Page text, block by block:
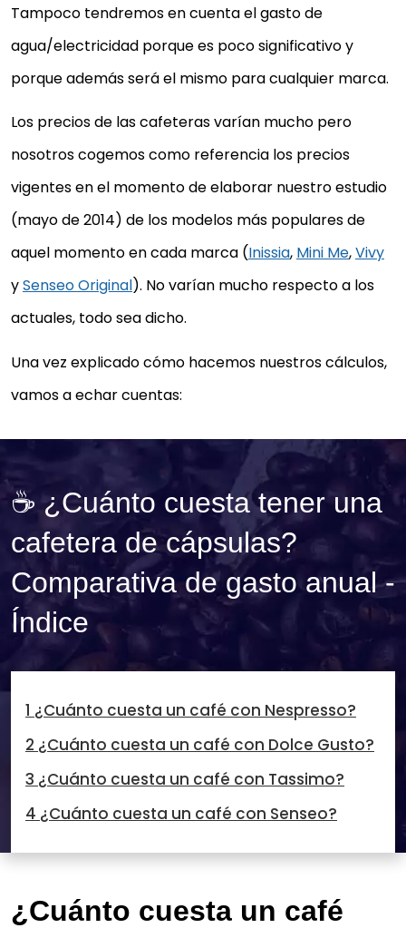
Tampoco tendremos en cuenta el gasto de
agua/electricidad porque es poco significativo y
porque además será el mismo para cualquier marca.
Los precios de las cafeteras varían mucho pero
nosotros cogemos como referencia los precios
vigentes en el momento de elaborar nuestro estudio
(mayo de 2014) de los modelos más populares de
aquel momento en cada marca (Inissia, Mini Me,Vivy
ySenseo Original). No varían mucho respecto a los
actuales, todo sea dicho.
Una vez explicado cómo hacemos nuestros cálculos,
vamos a echar cuentas:
☕ ¿Cuánto cuesta tener una
cafetera de cápsulas?
Comparativa de gasto anual -
Índice
1 ¿Cuánto cuesta un café con Nespresso?
2 ¿Cuánto cuesta un café con Dolce Gusto?
3 ¿Cuánto cuesta un café con Tassimo?
4 ¿Cuánto cuesta un café con Senseo?
¿Cuánto cuesta un café